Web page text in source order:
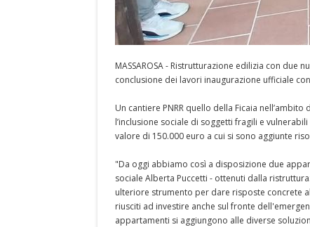
MASSAROSA - Ristrutturazione edilizia con due
conclusione dei lavori inaugurazione ufficiale
Un cantiere PNRR quello della Ficaia
l’inclusione sociale di soggetti fragili e
valore di 150.000 euro a cui si sono aggiunte
"Da oggi abbiamo così a disposizione due
sociale Alberta Puccetti - ottenuti dalla
ulteriore strumento per dare risposte concrete
riusciti ad investire anche sul fronte
appartamenti si aggiungono alle diverse